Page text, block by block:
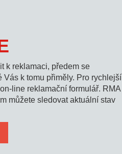
k reklamaci, předem se
Vás k tomu přiměly. Pro rychlejší
line reklamační formulář. RMA
můžete sledovat aktuální stav